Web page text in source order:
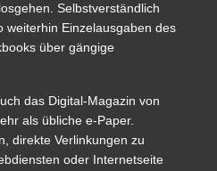
Selbstverständlich
weiterhin Einzelausgaben des
über gängige
das Digital-Magazin von
als übliche e-Paper.
direkte Verlinkungen zu
oder Internetseite